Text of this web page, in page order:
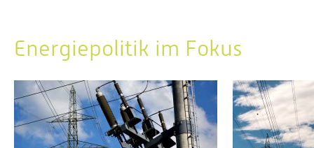
Energiepolitik im Fokus